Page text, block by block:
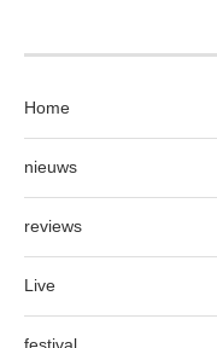
Home
nieuws
reviews
Live